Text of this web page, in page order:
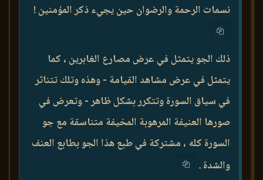
نسمات الرحمة والرضوان حين يجيء ذكر المؤمنين !
ذلك الجو يتمثل في عرض مصارع الغابرين ، كما
يتمثل في عرض مشاهد القيامة - وهذه وتلك تتناثر
في سياق السورة وتتكرر بشكل ظاهر - وتعرض في
صورها العنيفة المرهوبة المخيفة متناسقة مع جو
السورة كله ، مشتركة في طبع هذا الجو بطابع العنف
والشدة .